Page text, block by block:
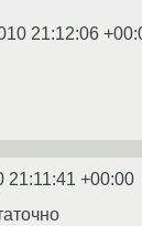
21:12:06
21:11:41 +00:00